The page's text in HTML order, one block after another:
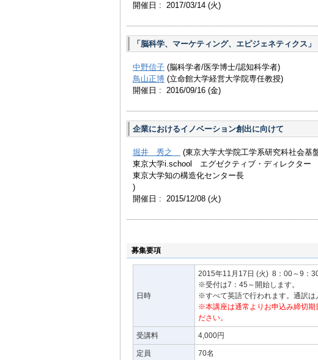
開催日 : 2017/03/14 (火)
「脳科学、マーケティング、エピジェネティクス」
中野信子 (脳科学者/医学博士/認知科学者)
鳥山正博 (立命館大学経営大学院専任教授)
開催日 : 2016/09/16 (金)
企業におけるイノベーション創出に向けて
堀井 秀之
(東京大学大学院工学系研究科社会基
東京大学i.school エグゼクティブ・ディレクター
東京大学知の構造化センター長
)
開催日 : 2015/12/08 (火)
募集要項
日時
2015年11月17日 (火) 8：00～9：
※受付は7：45～開始します。
※すべて英語で行われます。通訳は
※本講座は通常よりお申込み締切期
ださい。
受講料 4,000円
定員 70名